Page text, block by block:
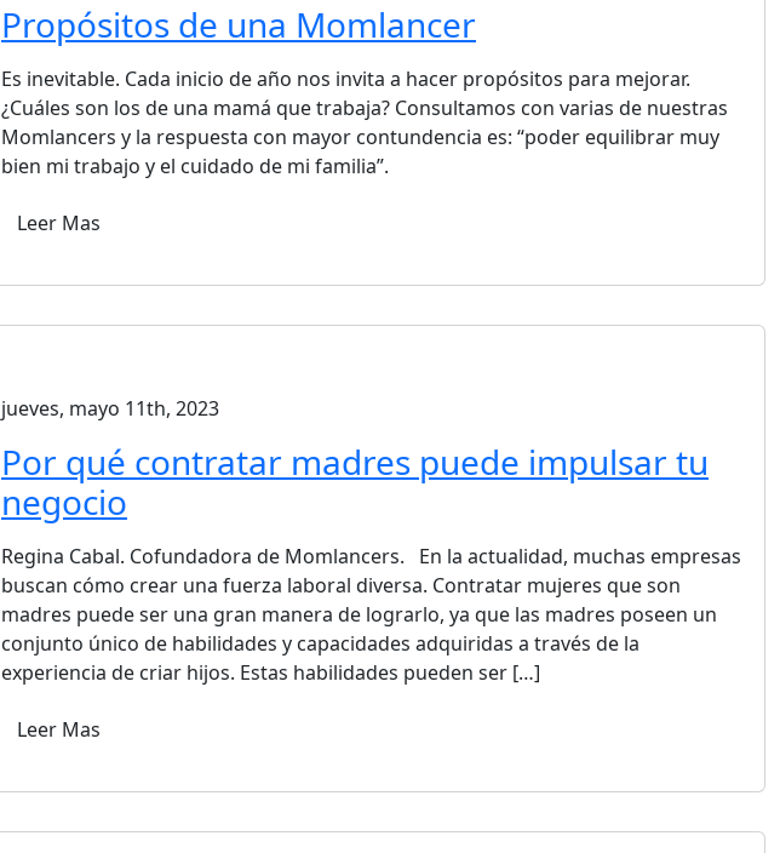
Propósitos de una Momlancer
Es inevitable. Cada inicio de año nos invita a hacer propósitos para mejorar.
¿Cuáles son los de una mamá que trabaja? Consultamos con varias de nuestras
Momlancers y la respuesta con mayor contundencia es: “poder equilibrar muy
bien mi trabajo y el cuidado de mi familia”.
Leer Mas
jueves, mayo 11th, 2023
Por qué contratar madres puede impulsar tu
negocio
Regina Cabal. Cofundadora de Momlancers. En la actualidad, muchas empresas
buscan cómo crear una fuerza laboral diversa. Contratar mujeres que son
madres puede ser una gran manera de lograrlo, ya que las madres poseen un
conjunto único de habilidades y capacidades adquiridas a través de la
experiencia de criar hijos. Estas habilidades pueden ser […]
Leer Mas